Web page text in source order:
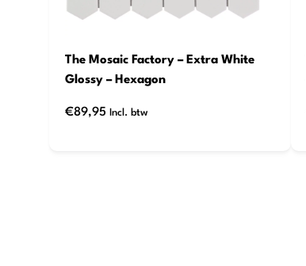
The Mosaic Factory – Extra White
Glossy – Hexagon
€89,95 Incl. btw